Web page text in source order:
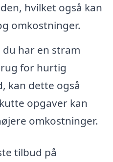
hvilket også kan
omkostninger.
du har en stram
for hurtig
kan dette også
opgaver kan
omkostninger.
tilbud på